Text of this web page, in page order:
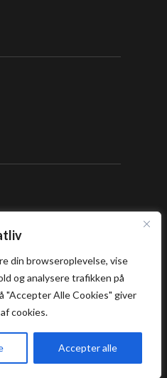
din browseroplevelse, vise
og analysere trafikken på
"Accepter Alle Cookies" giver
cookies.
Accepter alle
før lukketid.